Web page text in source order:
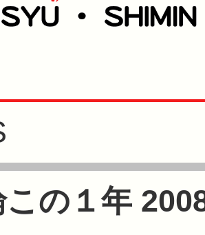
の１年